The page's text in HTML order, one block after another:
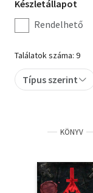
Hobbi, szabadidő
Irodalom
Művészet
Szakkönyv
Tankönyv,
Készletállapot
szűrés
Készletállapot
Rendelhető
Találatok száma: 9
Típus szerint
KÖNYV